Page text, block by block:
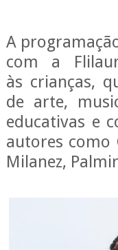
A
com a
às crianças,
de arte,
educativas e
autores como
Milanez,